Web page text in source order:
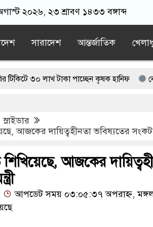
২০২৬, ২৩ শ্রাবণ ১৪৩৩ বঙ্গাব্দ
সারাদেশ আন্তর্জাতিক
লাখ টাকা পাচ্ছেন কৃষক হানিফ বোমা
জামায়াত বহিষ্কাকৃত গাজী নজরুলের ১২ অনুসারী
স্লাইডার
আজকের দায়িত্বহীনতা ভবিষ্যতের সংকট:
শিখিয়েছে, আজকের
আপডেট সময় ০৩:০৫:৩৭ অপরাহ্ন,